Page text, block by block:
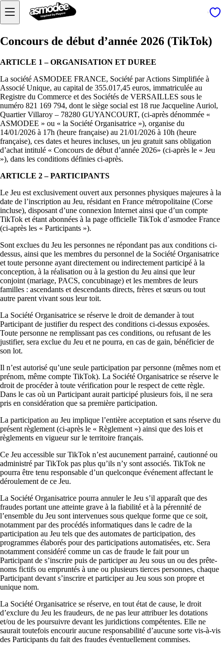
Concours de début d’année 2026 (TikTok)
ARTICLE 1 – ORGANISATION ET DUREE
La société ASMODEE FRANCE, Société par Actions Simplifiée à
Associé Unique, au capital de 355.017,45 euros, immatriculée au
Registre du Commerce et des Sociétés de VERSAILLES sous le
numéro 821 169 794, dont le siège social est 18 rue Jacqueline Auriol,
Quartier Villaroy – 78280 GUYANCOURT, (ci-après dénommée «
ASMODEE » ou « la Société Organisatrice »), organise du
14/01/2026 à 17h (heure française) au 21/01/2026 à 10h (heure
française), ces dates et heures incluses, un jeu gratuit sans obligation
d’achat intitulé « Concours de début d’année 2026» (ci-après le « Jeu
»), dans les conditions définies ci-après.
ARTICLE 2 – PARTICIPANTS
Le Jeu est exclusivement ouvert aux personnes physiques majeures à la
date de l’inscription au Jeu, résidant en France métropolitaine (Corse
incluse), disposant d’une connexion Internet ainsi que d’un compte
TikTok et étant abonnées à la page officielle TikTok d’asmodee France
(ci-après les « Participants »).
Sont exclues du Jeu les personnes ne répondant pas aux conditions ci-
dessus, ainsi que les membres du personnel de la Société Organisatrice
et toute personne ayant directement ou indirectement participé à la
conception, à la réalisation ou à la gestion du Jeu ainsi que leur
conjoint (mariage, PACS, concubinage) et les membres de leurs
familles : ascendants et descendants directs, frères et sœurs ou tout
autre parent vivant sous leur toit.
La Société Organisatrice se réserve le droit de demander à tout
Participant de justifier du respect des conditions ci-dessus exposées.
Toute personne ne remplissant pas ces conditions, ou refusant de les
justifier, sera exclue du Jeu et ne pourra, en cas de gain, bénéficier de
son lot.
Il n’est autorisé qu’une seule participation par personne (mêmes nom et
prénom, même compte TikTok). La Société Organisatrice se réserve le
droit de procéder à toute vérification pour le respect de cette règle.
Dans le cas où un Participant aurait participé plusieurs fois, il ne sera
pris en considération que sa première participation.
La participation au Jeu implique l’entière acceptation et sans réserve du
présent règlement (ci-après le « Règlement ») ainsi que des lois et
règlements en vigueur sur le territoire français.
Ce Jeu accessible sur TikTok n’est aucunement parrainé, cautionné ou
administré par TikTok pas plus qu’ils n’y sont associés. TikTok ne
pourra être tenu responsable d’un quelconque événement affectant le
déroulement de ce Jeu.
La Société Organisatrice pourra annuler le Jeu s’il apparaît que des
fraudes portant une atteinte grave à la fiabilité et à la pérennité de
l’ensemble du Jeu sont intervenues sous quelque forme que ce soit,
notamment par des procédés informatiques dans le cadre de la
participation au Jeu tels que des automates de participation, des
programmes élaborés pour des participations automatisées, etc. Sera
notamment considéré comme un cas de fraude le fait pour un
Participant de s’inscrire puis de participer au Jeu sous un ou des prête-
noms fictifs ou empruntés à une ou plusieurs tierces personnes, chaque
Participant devant s’inscrire et participer au Jeu sous son propre et
unique nom.
La Société Organisatrice se réserve, en tout état de cause, le droit
d’exclure du Jeu les fraudeurs, de ne pas leur attribuer les dotations
et/ou de les poursuivre devant les juridictions compétentes. Elle ne
saurait toutefois encourir aucune responsabilité d’aucune sorte vis-à-vis
des Participants du fait des fraudes éventuellement commises.